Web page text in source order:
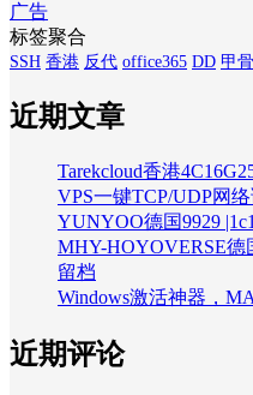
广告
标签聚合
SSH 香港 反代 office365 DD 甲
近期文章
Tarekcloud香港
VPS一键TCP/UDP网
YUNYOO德国9929
MHY-HOYOVERSE德
留档
Windows激活神器，
近期评论